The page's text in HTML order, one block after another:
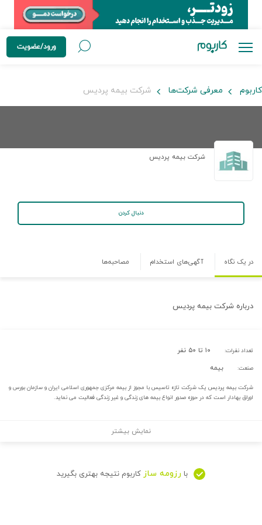
ورود/عضویت
کاربوم معرفی شرکت‌ها شرکت بیمه پردیس
شرکت بیمه پردیس
دنبال کردن
در یک نگاه آگهی‌های استخدام مصاحبه‌ها
درباره شرکت بیمه پردیس
تعداد نفرات: ۱۰ تا ۵۰ نفر
صنعت: بیمه
شرکت بیمه پردیس یک شرکت تازه تاسیس با مجوز از بیمه مرکزی جمهوری اسلامی ایران و سازمان بورس و
اوراق بهادار است که در حوزه صدور انواع بیمه های زندگی و غیر زندگی فعالیت می نماید.
نمایش بیشتر
با رزومه ساز کاربوم نتیجه بهتری بگیرید